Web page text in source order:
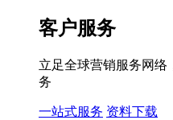
客户服务
立足全球营销服务网络
务
一站式服务 资料下载